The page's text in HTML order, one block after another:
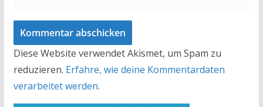
Diese Website verwendet Akismet, um Spam zu
reduzieren. Erfahre, wie deine Kommentardaten
verarbeitet werden.